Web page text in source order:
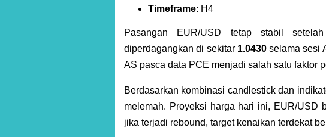
Timeframe: H4
Pasangan EUR/USD tetap stabil
diperdagangkan di sekitar 1.0430selama sesi
AS pasca data PCE menjadi salah satu faktor
Berdasarkan kombinasi candlestick dan
melemah. Proyeksi harga hari ini, EUR/USD
jika terjadi rebound, target kenaikan terdekat